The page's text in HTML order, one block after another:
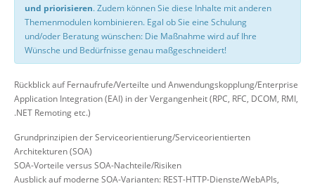
und priorisieren. Zudem können Sie diese Inhalte mit anderen
Themenmodulen kombinieren. Egal ob Sie eine Schulung
und/oder Beratung wünschen: Die Maßnahme wird auf Ihre
Wünsche und Bedürfnisse genau maßgeschneidert!
Rückblick auf Fernaufrufe/Verteilte und Anwendungskopplung/Enterprise
Application Integration (EAI) in der Vergangenheit (RPC, RFC, DCOM, RMI,
.NET Remoting etc.)
Grundprinzipien der Serviceorientierung/Serviceorientierten
Architekturen (SOA)
SOA-Vorteile versus SOA-Nachteile/Risiken
Ausblick auf moderne SOA-Varianten: REST-HTTP-Dienste/WebAPIs,